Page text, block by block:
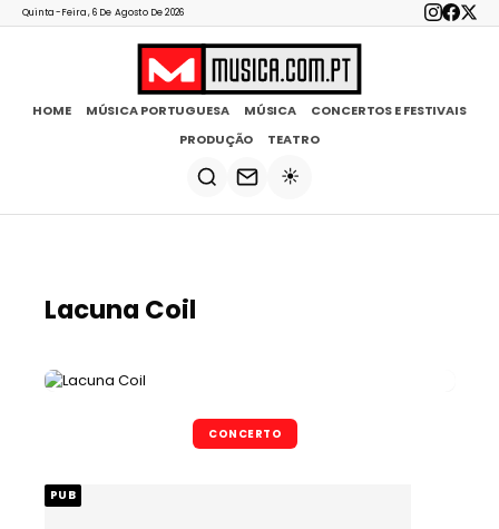
Quinta-Feira, 6 De Agosto De 2026
HOME MÚSICA PORTUGUESA MÚSICA
CONCERTOS E FESTIVAIS
PRODUÇÃO
TEATRO
☀️
Lacuna Coil
CONCERTO
PUB